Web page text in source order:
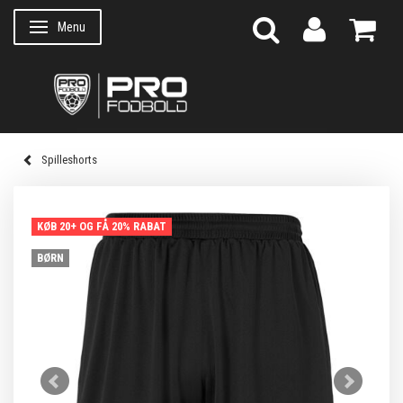
Skifte navigation
Menu
Spilleshorts
KØB 20+ OG FÅ 20% RABAT
BØRN